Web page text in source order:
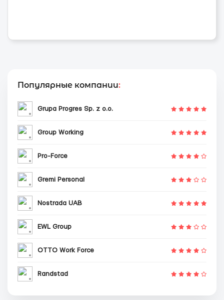
Популярные компании:
Grupa Progres Sp. z o.o.
Group Working
Pro-Force
Gremi Personal
Nostrada UAB
EWL Group
OTTO Work Force
Randstad